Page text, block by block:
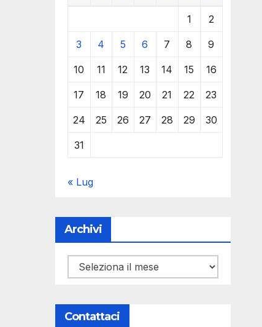
1 2
3 4 5 6 7 8 9
10 11 12 13 14 15 16
17 18 19 20 21 22 23
24 25 26 27 28 29 30
31
« Lug
Archivi
Archivi
Contattaci